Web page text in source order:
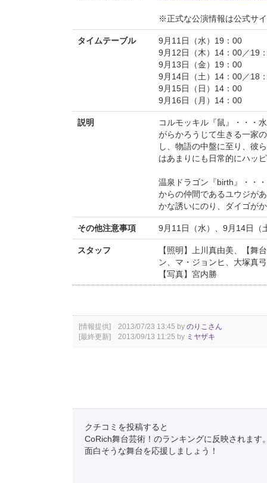
※正式な公演情報は公式サ
タイムテーブル
9月11日（水）19：00
9月12日（木）14：00／19
9月13日（金）19：00
9月14日（土）14：00／18
9月15日（日）14：00
9月16日（月）14：00
説明
コルモッキル『鼠』・・・
がらかろうじて生きる一家
し、物語の中盤に至り、彼
はあまりにも日常的にハッ
温泉ドラゴン『birth』・・
からの仲間であるユウジが
かな誘いにのり、ダイゴが
その他注意事項 9月11日（水）、9月14日（
スタッフ
【照明】上川真由美、【舞
ン、マ・ジョンヒ、大塚真
【写真】宮内勝
[情報提供] 2013/07/23 13:45 by のりこさん
[最終更新] 2013/09/13 11:25 by ミヤザキ
クチコミを投稿すると
CoRich舞台芸術！のランキングに反映されます
面白そうな舞台を応援しましょう！